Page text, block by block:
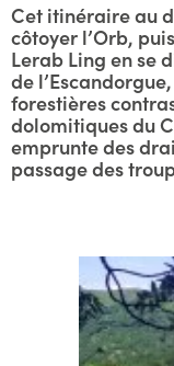
Cet itinéraire au
côtoyer l’Orb,
Lerab Ling en se
de
forestières
dolomitiques du
emprunte des
passage des